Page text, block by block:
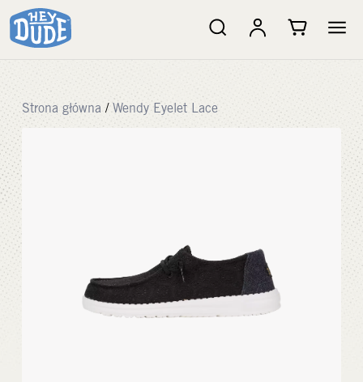
Strona główna / Wendy Eyelet Lace